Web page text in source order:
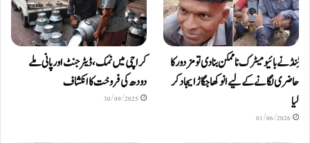
ٹِنڈ نے بائیومیٹرک ناممکن بنا دی تو مزدور کا
حاضری لگانے کے لیے انوکھا جگاڑ ایجاد کر
لیا
01/06/2026
کراچی میں نمک، ڈیٹرجنٹ اور پانی ملے
دودھ کی فروخت کا انکشاف
30/09/2025